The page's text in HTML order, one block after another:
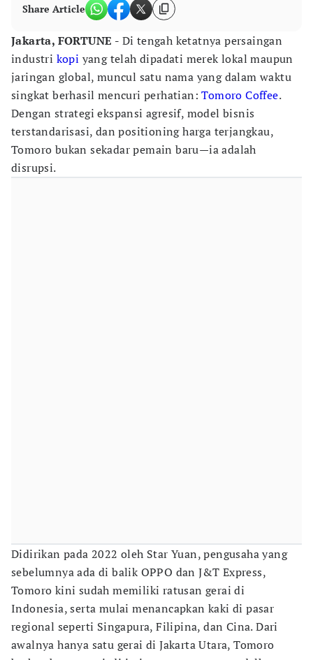
Share Article
Jakarta, FORTUNE - Di tengah ketatnya persaingan
industri kopi yang telah dipadati merek lokal maupun
jaringan global, muncul satu nama yang dalam waktu
singkat berhasil mencuri perhatian:Tomoro Coffee.
Dengan strategi ekspansi agresif, model bisnis
terstandarisasi, dan positioning harga terjangkau,
Tomoro bukan sekadar pemain baru—ia adalah
disrupsi.
Didirikan pada 2022 oleh Star Yuan, pengusaha yang
sebelumnya ada di balik OPPO dan J&T Express,
Tomoro kini sudah memiliki ratusan gerai di
Indonesia, serta mulai menancapkan kaki di pasar
regional seperti Singapura, Filipina, dan Cina. Dari
awalnya hanya satu gerai di Jakarta Utara, Tomoro